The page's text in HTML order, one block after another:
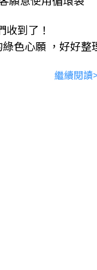
到了！
色心願 ，好好整
繼續閱讀